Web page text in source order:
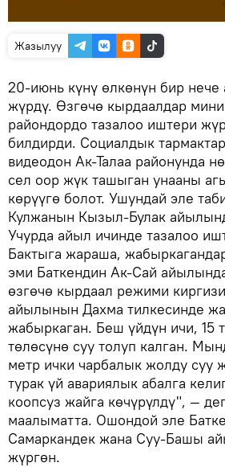
Жазылуу
20-июнь күнү өлкөнүн бир нече
жүрдү. Өзгөчө кырдаалдар
райондордо тазалоо иштери
билдирди. Социалдык
видеодон Ак-Талаа районунда
сел оор жүк ташыган унааны
көрүүгө болот. Ушундай эле
Кулжанын Кызыл-Булак
Учурда айыл ичинде тазалоо
Бактыга жараша,
эми Баткендин Ак-Сай
өзгөчө кырдаал режими
айылынын Дахма тилкесинде
жабыркаган. Беш үйдүн ичи, 15
төлөсүнө суу толуп калган.
метр ички чарбалык жолду суу
турак үй авариялык абалга
коопсуз жайга көчүрүлдү", —
маалыматта. Ошондой эле
Самаркандек жана Суу-Башы
жүргөн.